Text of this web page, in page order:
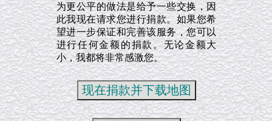
为更公平的做法是给予一些交换，因
此我现在请求您进行捐款。如果您希
望进一步保证和完善该服务，您可以
进行任何金额的捐款。无论金额大
小，我都将非常感激您。